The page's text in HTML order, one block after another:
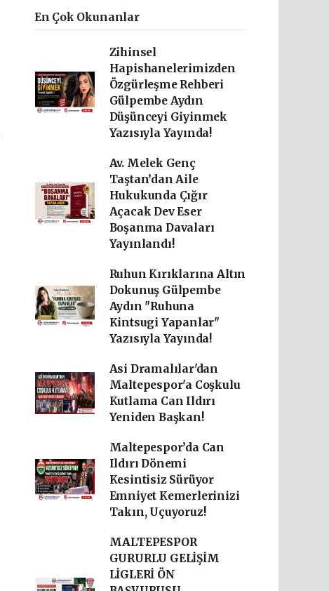
En Çok Okunanlar
Zihinsel
Hapishanelerimizden
Özgürleşme Rehberi
Gülpembe Aydın
Düşünceyi Giyinmek
Yazısıyla Yayında!
Av. Melek Genç
Taştan’dan Aile
Hukukunda Çığır
Açacak Dev Eser
Boşanma Davaları
Yayınlandı!
Ruhun Kırıklarına Altın
Dokunuş Gülpembe
Aydın "Ruhuna
Kintsugi Yapanlar"
Yazısıyla Yayında!
Asi Dramalılar'dan
Maltepespor'a Coşkulu
Kutlama Can Ildırı
Yeniden Başkan!
Maltepespor’da Can
Ildırı Dönemi
Kesintisiz Sürüyor
Emniyet Kemerlerinizi
Takın, Uçuyoruz!
MALTEPESPOR
GURURLU GELİŞİM
LİGLERİ ÖN